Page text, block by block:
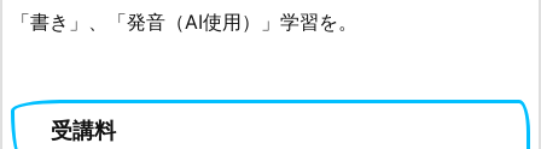
「書き」、「発音（AI使用）」学習を。
受講料